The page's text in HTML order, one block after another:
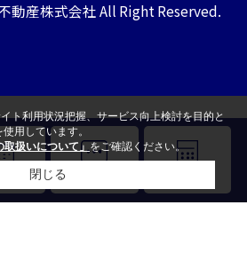
動産株式会社 All Right Reserved.
ト利用状況把握、サービス向上検討を目的と
用しています。
取扱いについて」 をご確認ください。
閉じる